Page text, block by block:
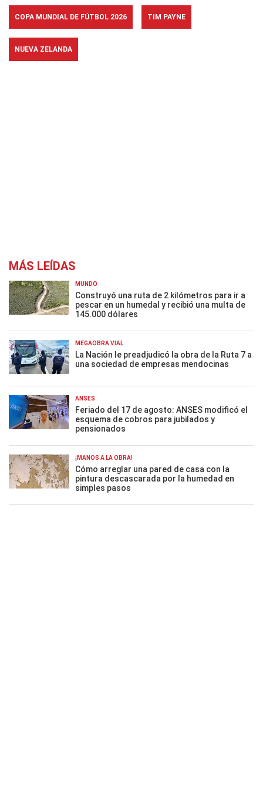
COPA MUNDIAL DE FÚTBOL 2026 TIM PAYNE
NUEVA ZELANDA
MÁS LEÍDAS
MUNDO
Construyó una ruta de 2 kilómetros para ir a
pescar en un humedal y recibió una multa de
145.000 dólares
MEGAOBRA VIAL
La Nación le preadjudicó la obra de la Ruta 7 a
una sociedad de empresas mendocinas
ANSES
Feriado del 17 de agosto: ANSES modificó el
esquema de cobros para jubilados y
pensionados
¡MANOS A LA OBRA!
Cómo arreglar una pared de casa con la
pintura descascarada por la humedad en
simples pasos